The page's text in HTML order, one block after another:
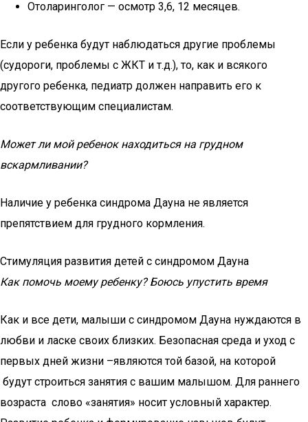
Отоларинголог — осмотр 3,6, 12 месяцев.
Если у ребенка будут наблюдаться другие проблемы
(судороги, проблемы с ЖКТ и т.д.), то, как и всякого
другого ребенка, педиатр должен направить его к
соответствующим специалистам.
Может ли мой ребенок находиться на грудном
вскармливании?
Наличие у ребенка синдрома Дауна не является
препятствием для грудного кормления.
Стимуляция развития детей с синдромом Дауна
Как помочь моему ребенку? Боюсь упустить время
Как и все дети, малыши с синдромом Дауна нуждаются в
любви и ласке своих близких. Безопасная среда и уход с
первых дней жизни –являются той базой, на которой
будут строиться занятия с вашим малышом. Для раннего
возраста слово «занятия» носит условный характер.